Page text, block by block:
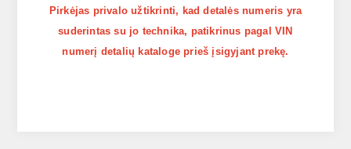
Pirkėjas privalo užtikrinti, kad detalės numeris yra
suderintas su jo technika, patikrinus pagal VIN
numerį detalių kataloge prieš įsigyjant prekę.